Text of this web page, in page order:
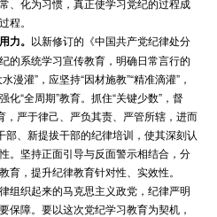
、化为习惯，真正使学习党纪的过程成
程。
力。 以新修订的《中国共产党纪律处分
的系统学习宣传教育，明确日常言行的
漫灌”，应坚持“因材施教”“精准滴灌”，
“全周期”教育。抓住“关键少数”，督
，严于律己、严负其责、严管所辖，进而
部、新提拔干部的纪律培训，使其深刻认
。坚持正面引导与反面警示相结合，分
育，提升纪律教育针对性、实效性。
组织起来的马克思主义政党，纪律严明
保障。要以这次党纪学习教育为契机，